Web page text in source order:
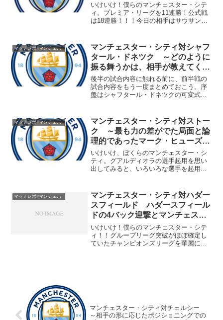
いけいけ！僕らのマンチェスター・シテ
ィ。プレミア・リーグを11連勝！公式戦
は18連勝！！！今日の相手はサウサンプ
ルセロナでチームメイトだった。でも、
アジャラと組んでいた...
マッチレポ×マンチェスター・シティ1718
マンチェスター・シティ対シャフ
タール・ドネツク ～どのように
振る舞うかは、相手が教えてくれ
る～VOL２
後半の試合内容に触れる前に、前半戦の
試合内容をもう一度まとめておこう。序
盤はシャフタール・ドネツクの可変式ビ
戸惑ったマンチェスター・シティ。相手
のビルドアップ可変式によ...
マッチレポ×マンチェスター・シティ1718
マンチェスター・シティ対ストー
ク ～最も力の差がでた局面と論
理的であったマーク・ヒューズの
采配～
いけいけ、ぼくらのマンチェスター・シ
ティ。グアルディオラの選手起用を思い
出してみると、いろいろな選手を起用す
メンはほぼ固定的だ。グアルディオラの
方法論をインストール済み...
マッチレポ×マンチェスター・シティ1718
マンチェスター・シティ対ハダー
スフィールド ハダースフィール
ドの4バック迎撃とマンチェスタ
ー・シティの1バック～～
いけいけ！僕らのマンチェスター・シテ
ィ！！グループリーグ突破がほぼ確定し
ていたチャンピオンズリーグを華麗にス
マンチェスター・シティ対チェルシー
～相手の形に応じたポジショニングでの